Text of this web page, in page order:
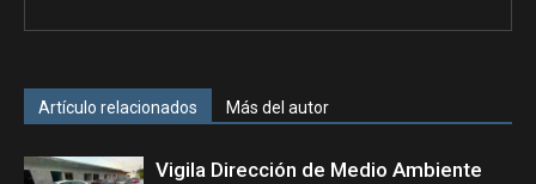
Artículo relacionados Más del autor
Vigila Dirección de Medio Ambiente